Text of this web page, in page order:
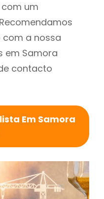
um
a nossa
em Samora
contacto
Em Samora